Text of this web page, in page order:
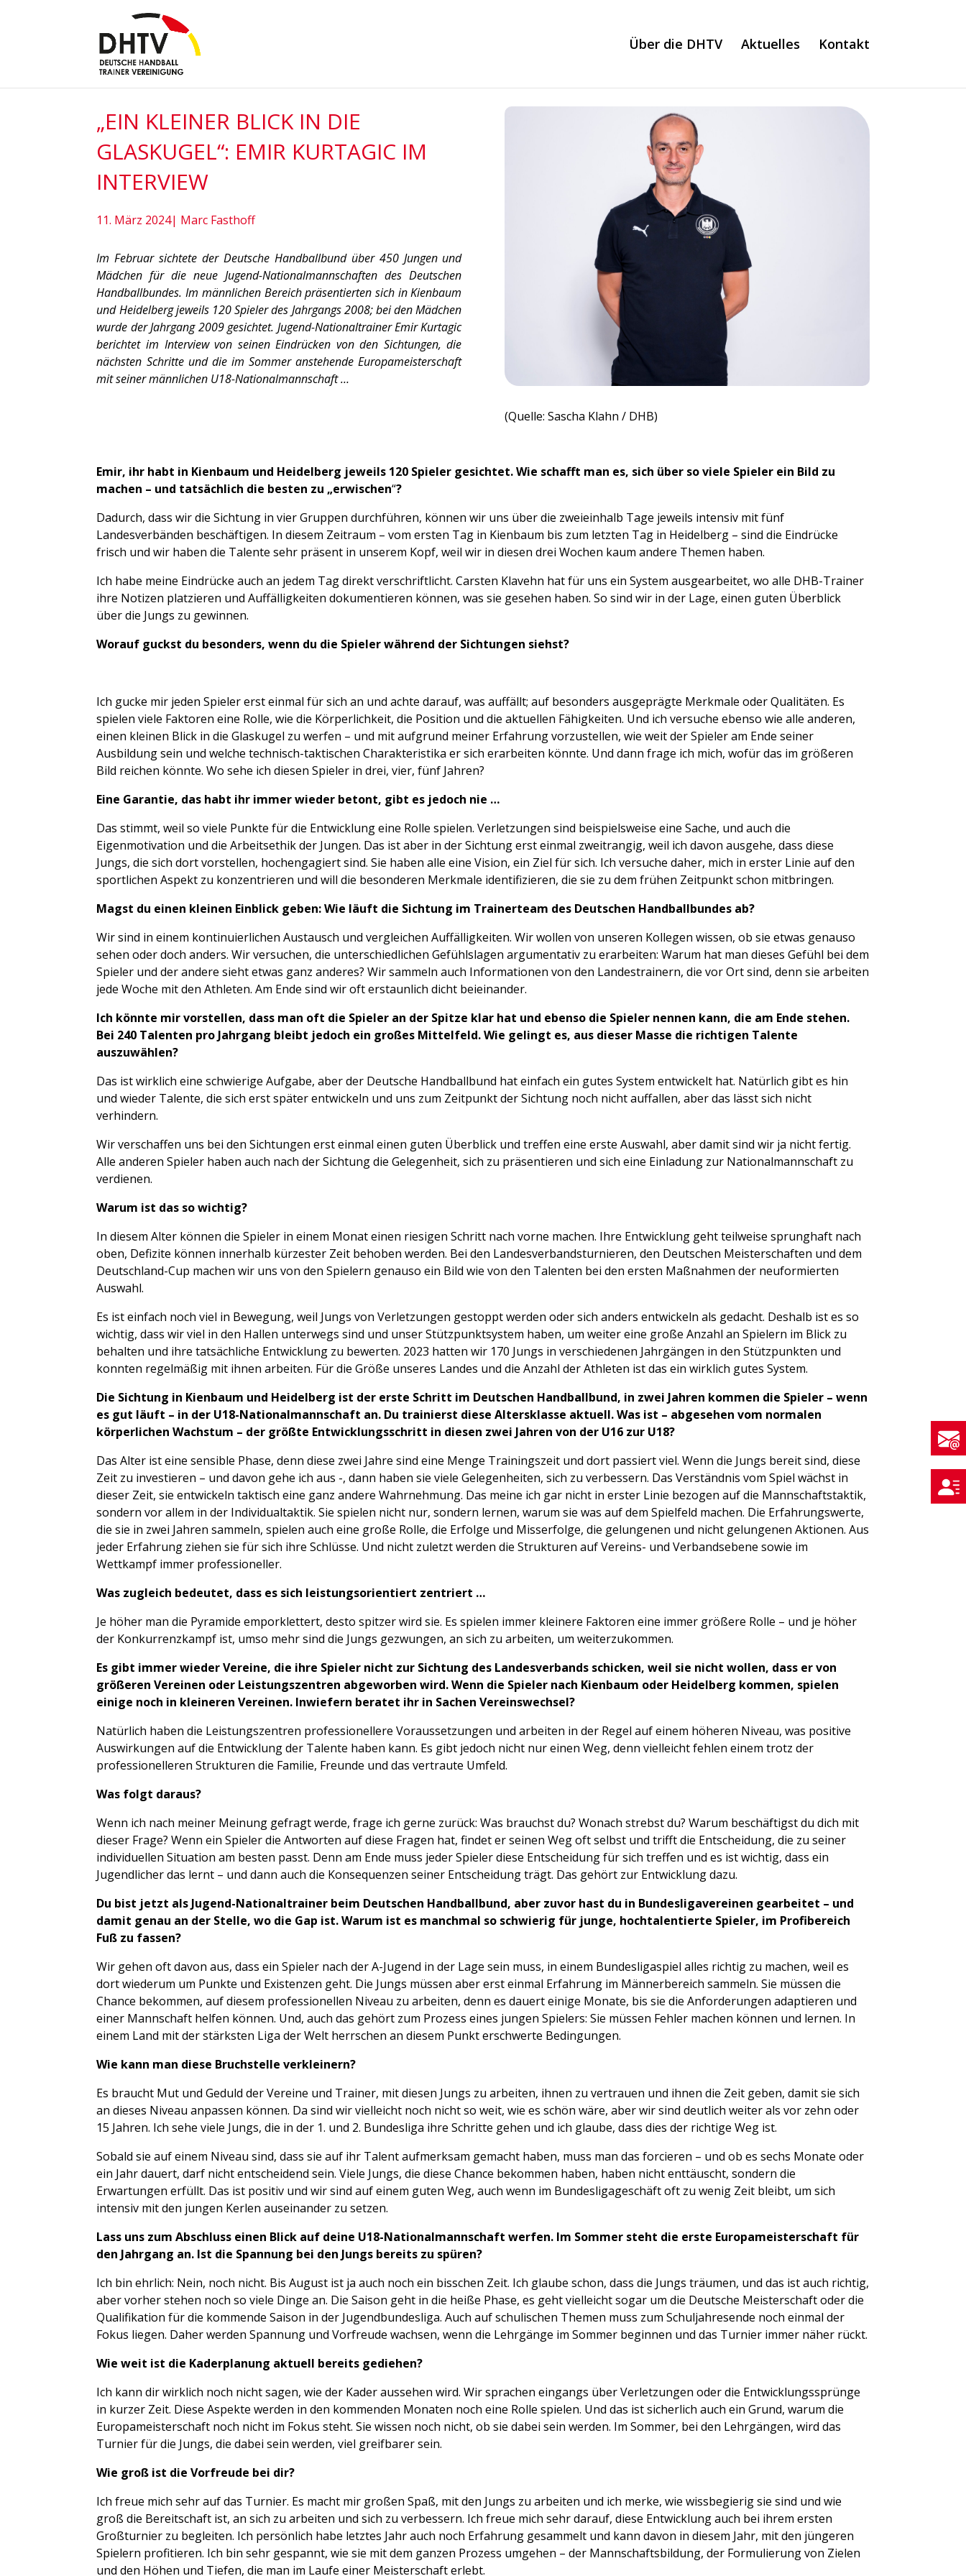
Über die DHTV Aktuelles Kontakt
„EIN KLEINER BLICK IN DIE
GLASKUGEL“: EMIR KURTAGIC IM
INTERVIEW
11. März 2024| Marc Fasthoff
Im Februar sichtete der Deutsche Handballbund über 450 Jungen und
Mädchen für die neue Jugend-Nationalmannschaften des Deutschen
Handballbundes. Im männlichen Bereich präsentierten sich in Kienbaum
und Heidelberg jeweils 120 Spieler des Jahrgangs 2008; bei den Mädchen
wurde der Jahrgang 2009 gesichtet. Jugend-Nationaltrainer Emir Kurtagic
berichtet im Interview von seinen Eindrücken von den Sichtungen, die
nächsten Schritte und die im Sommer anstehende Europameisterschaft
mit seiner männlichen U18-Nationalmannschaft …
(Quelle: Sascha Klahn / DHB)
Emir, ihr habt in Kienbaum und Heidelberg jeweils 120 Spieler gesichtet. Wie schafft man es, sich über so viele Spieler ein Bild zu
machen – und tatsächlich die besten zu „erwischen“?
Dadurch, dass wir die Sichtung in vier Gruppen durchführen, können wir uns über die zweieinhalb Tage jeweils intensiv mit fünf
Landesverbänden beschäftigen. In diesem Zeitraum – vom ersten Tag in Kienbaum bis zum letzten Tag in Heidelberg – sind die Eindrücke
frisch und wir haben die Talente sehr präsent in unserem Kopf, weil wir in diesen drei Wochen kaum andere Themen haben.
Ich habe meine Eindrücke auch an jedem Tag direkt verschriftlicht. Carsten Klavehn hat für uns ein System ausgearbeitet, wo alle DHB-Trainer
ihre Notizen platzieren und Auffälligkeiten dokumentieren können, was sie gesehen haben. So sind wir in der Lage, einen guten Überblick
über die Jungs zu gewinnen.
Worauf guckst du besonders, wenn du die Spieler während der Sichtungen siehst?
Ich gucke mir jeden Spieler erst einmal für sich an und achte darauf, was auffällt; auf besonders ausgeprägte Merkmale oder Qualitäten. Es
spielen viele Faktoren eine Rolle, wie die Körperlichkeit, die Position und die aktuellen Fähigkeiten. Und ich versuche ebenso wie alle anderen,
einen kleinen Blick in die Glaskugel zu werfen – und mit aufgrund meiner Erfahrung vorzustellen, wie weit der Spieler am Ende seiner
Ausbildung sein und welche technisch-taktischen Charakteristika er sich erarbeiten könnte. Und dann frage ich mich, wofür das im größeren
Bild reichen könnte. Wo sehe ich diesen Spieler in drei, vier, fünf Jahren?
Eine Garantie, das habt ihr immer wieder betont, gibt es jedoch nie …
Das stimmt, weil so viele Punkte für die Entwicklung eine Rolle spielen. Verletzungen sind beispielsweise eine Sache, und auch die
Eigenmotivation und die Arbeitsethik der Jungen. Das ist aber in der Sichtung erst einmal zweitrangig, weil ich davon ausgehe, dass diese
Jungs, die sich dort vorstellen, hochengagiert sind. Sie haben alle eine Vision, ein Ziel für sich. Ich versuche daher, mich in erster Linie auf den
sportlichen Aspekt zu konzentrieren und will die besonderen Merkmale identifizieren, die sie zu dem frühen Zeitpunkt schon mitbringen.
Magst du einen kleinen Einblick geben: Wie läuft die Sichtung im Trainerteam des Deutschen Handballbundes ab?
Wir sind in einem kontinuierlichen Austausch und vergleichen Auffälligkeiten. Wir wollen von unseren Kollegen wissen, ob sie etwas genauso
sehen oder doch anders. Wir versuchen, die unterschiedlichen Gefühlslagen argumentativ zu erarbeiten: Warum hat man dieses Gefühl bei dem
Spieler und der andere sieht etwas ganz anderes? Wir sammeln auch Informationen von den Landestrainern, die vor Ort sind, denn sie arbeiten
jede Woche mit den Athleten. Am Ende sind wir oft erstaunlich dicht beieinander.
Ich könnte mir vorstellen, dass man oft die Spieler an der Spitze klar hat und ebenso die Spieler nennen kann, die am Ende stehen.
Bei 240 Talenten pro Jahrgang bleibt jedoch ein großes Mittelfeld. Wie gelingt es, aus dieser Masse die richtigen Talente
auszuwählen?
Das ist wirklich eine schwierige Aufgabe, aber der Deutsche Handballbund hat einfach ein gutes System entwickelt hat. Natürlich gibt es hin
und wieder Talente, die sich erst später entwickeln und uns zum Zeitpunkt der Sichtung noch nicht auffallen, aber das lässt sich nicht
verhindern.
Wir verschaffen uns bei den Sichtungen erst einmal einen guten Überblick und treffen eine erste Auswahl, aber damit sind wir ja nicht fertig.
Alle anderen Spieler haben auch nach der Sichtung die Gelegenheit, sich zu präsentieren und sich eine Einladung zur Nationalmannschaft zu
verdienen.
Warum ist das so wichtig?
In diesem Alter können die Spieler in einem Monat einen riesigen Schritt nach vorne machen. Ihre Entwicklung geht teilweise sprunghaft nach
oben, Defizite können innerhalb kürzester Zeit behoben werden. Bei den Landesverbandsturnieren, den Deutschen Meisterschaften und dem
Deutschland-Cup machen wir uns von den Spielern genauso ein Bild wie von den Talenten bei den ersten Maßnahmen der neuformierten
Auswahl.
Es ist einfach noch viel in Bewegung, weil Jungs von Verletzungen gestoppt werden oder sich anders entwickeln als gedacht. Deshalb ist es so
wichtig, dass wir viel in den Hallen unterwegs sind und unser Stützpunktsystem haben, um weiter eine große Anzahl an Spielern im Blick zu
behalten und ihre tatsächliche Entwicklung zu bewerten. 2023 hatten wir 170 Jungs in verschiedenen Jahrgängen in den Stützpunkten und
konnten regelmäßig mit ihnen arbeiten. Für die Größe unseres Landes und die Anzahl der Athleten ist das ein wirklich gutes System.
Die Sichtung in Kienbaum und Heidelberg ist der erste Schritt im Deutschen Handballbund, in zwei Jahren kommen die Spieler – wenn
es gut läuft – in der U18-Nationalmannschaft an. Du trainierst diese Altersklasse aktuell. Was ist – abgesehen vom normalen
körperlichen Wachstum – der größte Entwicklungsschritt in diesen zwei Jahren von der U16 zur U18?
Das Alter ist eine sensible Phase, denn diese zwei Jahre sind eine Menge Trainingszeit und dort passiert viel. Wenn die Jungs bereit sind, diese
Zeit zu investieren – und davon gehe ich aus -, dann haben sie viele Gelegenheiten, sich zu verbessern. Das Verständnis vom Spiel wächst in
dieser Zeit, sie entwickeln taktisch eine ganz andere Wahrnehmung. Das meine ich gar nicht in erster Linie bezogen auf die Mannschaftstaktik,
sondern vor allem in der Individualtaktik. Sie spielen nicht nur, sondern lernen, warum sie was auf dem Spielfeld machen. Die Erfahrungswerte,
die sie in zwei Jahren sammeln, spielen auch eine große Rolle, die Erfolge und Misserfolge, die gelungenen und nicht gelungenen Aktionen. Aus
jeder Erfahrung ziehen sie für sich ihre Schlüsse. Und nicht zuletzt werden die Strukturen auf Vereins- und Verbandsebene sowie im
Wettkampf immer professioneller.
Was zugleich bedeutet, dass es sich leistungsorientiert zentriert …
Je höher man die Pyramide emporklettert, desto spitzer wird sie. Es spielen immer kleinere Faktoren eine immer größere Rolle – und je höher
der Konkurrenzkampf ist, umso mehr sind die Jungs gezwungen, an sich zu arbeiten, um weiterzukommen.
Es gibt immer wieder Vereine, die ihre Spieler nicht zur Sichtung des Landesverbands schicken, weil sie nicht wollen, dass er von
größeren Vereinen oder Leistungszentren abgeworben wird. Wenn die Spieler nach Kienbaum oder Heidelberg kommen, spielen
einige noch in kleineren Vereinen. Inwiefern beratet ihr in Sachen Vereinswechsel?
Natürlich haben die Leistungszentren professionellere Voraussetzungen und arbeiten in der Regel auf einem höheren Niveau, was positive
Auswirkungen auf die Entwicklung der Talente haben kann. Es gibt jedoch nicht nur einen Weg, denn vielleicht fehlen einem trotz der
professionelleren Strukturen die Familie, Freunde und das vertraute Umfeld.
Was folgt daraus?
Wenn ich nach meiner Meinung gefragt werde, frage ich gerne zurück: Was brauchst du? Wonach strebst du? Warum beschäftigst du dich mit
dieser Frage? Wenn ein Spieler die Antworten auf diese Fragen hat, findet er seinen Weg oft selbst und trifft die Entscheidung, die zu seiner
individuellen Situation am besten passt. Denn am Ende muss jeder Spieler diese Entscheidung für sich treffen und es ist wichtig, dass ein
Jugendlicher das lernt – und dann auch die Konsequenzen seiner Entscheidung trägt. Das gehört zur Entwicklung dazu.
Du bist jetzt als Jugend-Nationaltrainer beim Deutschen Handballbund, aber zuvor hast du in Bundesligavereinen gearbeitet – und
damit genau an der Stelle, wo die Gap ist. Warum ist es manchmal so schwierig für junge, hochtalentierte Spieler, im Profibereich
Fuß zu fassen?
Wir gehen oft davon aus, dass ein Spieler nach der A-Jugend in der Lage sein muss, in einem Bundesligaspiel alles richtig zu machen, weil es
dort wiederum um Punkte und Existenzen geht. Die Jungs müssen aber erst einmal Erfahrung im Männerbereich sammeln. Sie müssen die
Chance bekommen, auf diesem professionellen Niveau zu arbeiten, denn es dauert einige Monate, bis sie die Anforderungen adaptieren und
einer Mannschaft helfen können. Und, auch das gehört zum Prozess eines jungen Spielers: Sie müssen Fehler machen können und lernen. In
einem Land mit der stärksten Liga der Welt herrschen an diesem Punkt erschwerte Bedingungen.
Wie kann man diese Bruchstelle verkleinern?
Es braucht Mut und Geduld der Vereine und Trainer, mit diesen Jungs zu arbeiten, ihnen zu vertrauen und ihnen die Zeit geben, damit sie sich
an dieses Niveau anpassen können. Da sind wir vielleicht noch nicht so weit, wie es schön wäre, aber wir sind deutlich weiter als vor zehn oder
15 Jahren. Ich sehe viele Jungs, die in der 1. und 2. Bundesliga ihre Schritte gehen und ich glaube, dass dies der richtige Weg ist.
Sobald sie auf einem Niveau sind, dass sie auf ihr Talent aufmerksam gemacht haben, muss man das forcieren – und ob es sechs Monate oder
ein Jahr dauert, darf nicht entscheidend sein. Viele Jungs, die diese Chance bekommen haben, haben nicht enttäuscht, sondern die
Erwartungen erfüllt. Das ist positiv und wir sind auf einem guten Weg, auch wenn im Bundesligageschäft oft zu wenig Zeit bleibt, um sich
intensiv mit den jungen Kerlen auseinander zu setzen.
Lass uns zum Abschluss einen Blick auf deine U18-Nationalmannschaft werfen. Im Sommer steht die erste Europameisterschaft für
den Jahrgang an. Ist die Spannung bei den Jungs bereits zu spüren?
Ich bin ehrlich: Nein, noch nicht. Bis August ist ja auch noch ein bisschen Zeit. Ich glaube schon, dass die Jungs träumen, und das ist auch richtig,
aber vorher stehen noch so viele Dinge an. Die Saison geht in die heiße Phase, es geht vielleicht sogar um die Deutsche Meisterschaft oder die
Qualifikation für die kommende Saison in der Jugendbundesliga. Auch auf schulischen Themen muss zum Schuljahresende noch einmal der
Fokus liegen. Daher werden Spannung und Vorfreude wachsen, wenn die Lehrgänge im Sommer beginnen und das Turnier immer näher rückt.
Wie weit ist die Kaderplanung aktuell bereits gediehen?
Ich kann dir wirklich noch nicht sagen, wie der Kader aussehen wird. Wir sprachen eingangs über Verletzungen oder die Entwicklungssprünge
in kurzer Zeit. Diese Aspekte werden in den kommenden Monaten noch eine Rolle spielen. Und das ist sicherlich auch ein Grund, warum die
Europameisterschaft noch nicht im Fokus steht. Sie wissen noch nicht, ob sie dabei sein werden. Im Sommer, bei den Lehrgängen, wird das
Turnier für die Jungs, die dabei sein werden, viel greifbarer sein.
Wie groß ist die Vorfreude bei dir?
Ich freue mich sehr auf das Turnier. Es macht mir großen Spaß, mit den Jungs zu arbeiten und ich merke, wie wissbegierig sie sind und wie
groß die Bereitschaft ist, an sich zu arbeiten und sich zu verbessern. Ich freue mich sehr darauf, diese Entwicklung auch bei ihrem ersten
Großturnier zu begleiten. Ich persönlich habe letztes Jahr auch noch Erfahrung gesammelt und kann davon in diesem Jahr, mit den jüngeren
Spielern profitieren. Ich bin sehr gespannt, wie sie mit dem ganzen Prozess umgehen – der Mannschaftsbildung, der Formulierung von Zielen
und den Höhen und Tiefen, die man im Laufe einer Meisterschaft erlebt.